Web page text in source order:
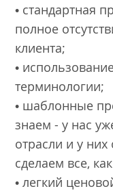
• стандартная
полное
клиента;
•
терминологии;
• шаблонные
знаем - у нас
отрасли и у
сделаем все,
• легкий